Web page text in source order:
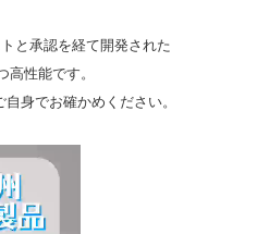
と承認を経て開発された
性能です。
身でお確かめください。